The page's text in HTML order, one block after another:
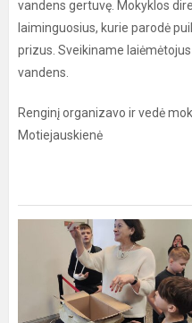
vandens gertuvę. Mokyklos
laiminguosius, kurie parodė
prizus. Sveikiname
vandens.
Renginį organizavo ir vedė
Motiejauskienė